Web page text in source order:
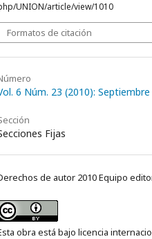
UNION/article/view/1010
Formatos de citación
6 Núm. 23 (2010): Septiembre
Fijas
de autor 2010 Equipo
obra está bajo licencia